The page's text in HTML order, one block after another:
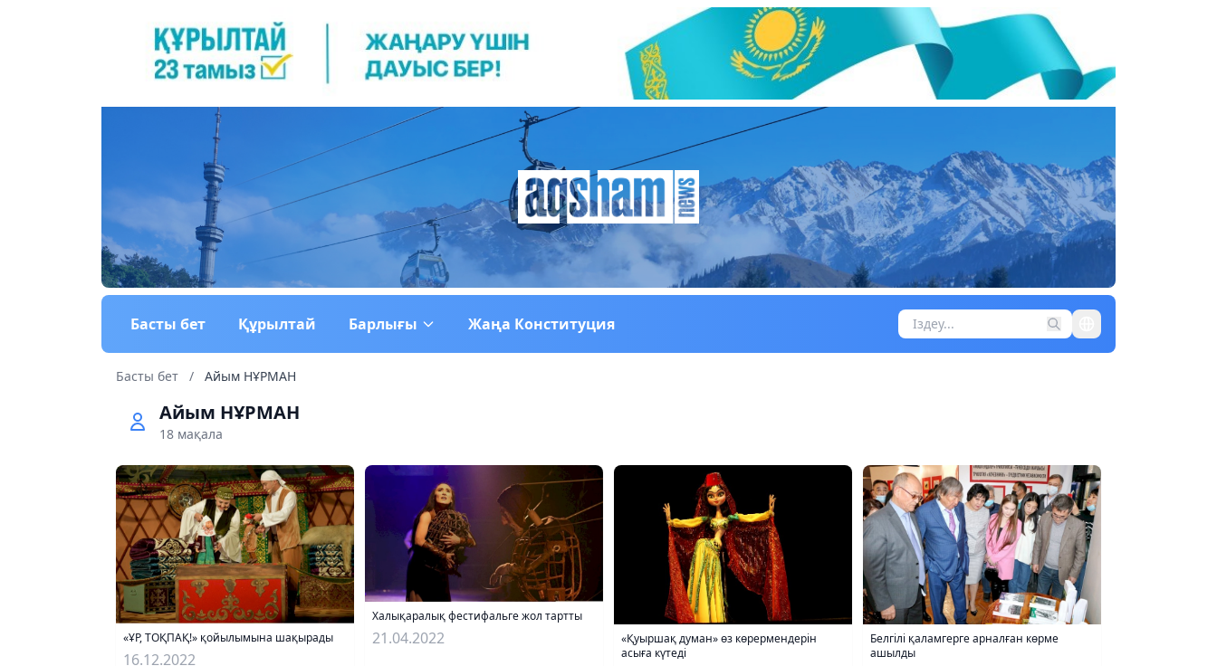
Басты бет Құрылтай Барлығы Жаңа Конституция
Басты бет / Айым НҰРМАН
Айым НҰРМАН
18 мақала
«ҰР, ТОҚПАҚ!» қойылымына шақырады
16.12.2022
Халықаралық фестифальге жол тартты
21.04.2022
«Қуыршақ думан» өз көрермендерін
асыға күтеді
Белгілі қаламгерге арналған көрме
ашылды